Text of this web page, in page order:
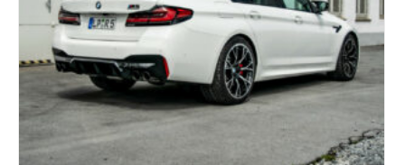
gewählt
werden